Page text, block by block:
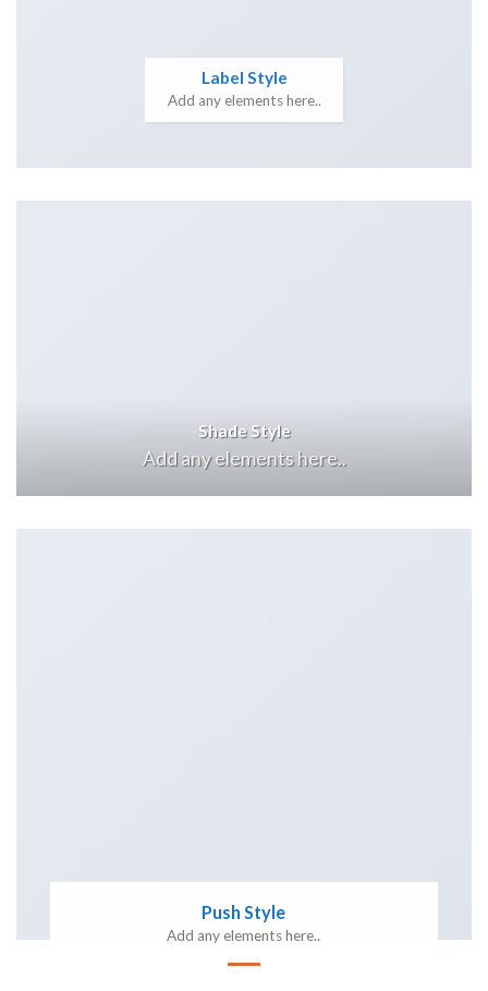
Label Style
Add any elements here..
Shade Style
Add any elements here..
Push Style
Add any elements here..